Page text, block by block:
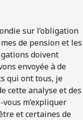
sur l’obligation
de pension et les
doivent
envoyée à de
qui ont tous, je
cette analyse et des
m’expliquer
et certaines de